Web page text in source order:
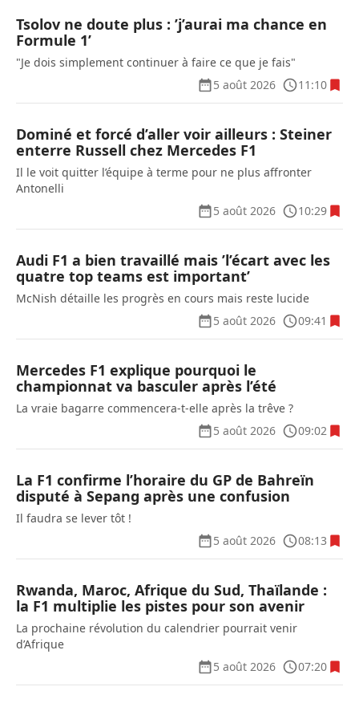
Tsolov ne doute plus : ’j’aurai ma chance en
Formule 1’
"Je dois simplement continuer à faire ce que je fais"
5 août 2026
11:10
Dominé et forcé d’aller voir ailleurs : Steiner
enterre Russell chez Mercedes F1
Il le voit quitter l’équipe à terme pour ne plus affronter
Antonelli
5 août 2026
10:29
Audi F1 a bien travaillé mais ’l’écart avec les
quatre top teams est important’
McNish détaille les progrès en cours mais reste lucide
5 août 2026
09:41
Mercedes F1 explique pourquoi le
championnat va basculer après l’été
La vraie bagarre commencera-t-elle après la trêve ?
5 août 2026
09:02
La F1 confirme l’horaire du GP de Bahreïn
disputé à Sepang après une confusion
Il faudra se lever tôt !
5 août 2026
08:13
Rwanda, Maroc, Afrique du Sud, Thaïlande :
la F1 multiplie les pistes pour son avenir
La prochaine révolution du calendrier pourrait venir
d’Afrique
5 août 2026
07:20